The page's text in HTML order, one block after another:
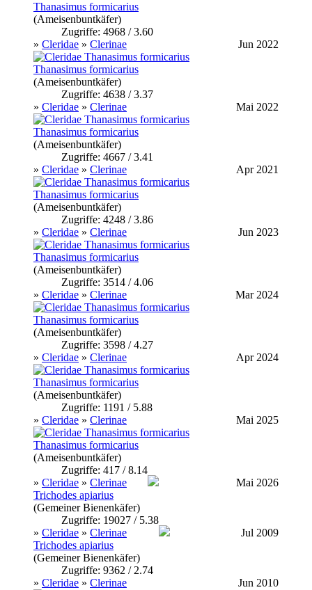
Thanasimus formicarius
(Ameisenbuntkäfer)
Zugriffe: 4968 / 3.60
» Cleridae » Clerinae Jun 2022
Thanasimus formicarius
(Ameisenbuntkäfer)
Zugriffe: 4638 / 3.37
» Cleridae » Clerinae Mai 2022
Thanasimus formicarius
(Ameisenbuntkäfer)
Zugriffe: 4667 / 3.41
» Cleridae » Clerinae Apr 2021
Thanasimus formicarius
(Ameisenbuntkäfer)
Zugriffe: 4248 / 3.86
» Cleridae » Clerinae Jun 2023
Thanasimus formicarius
(Ameisenbuntkäfer)
Zugriffe: 3514 / 4.06
» Cleridae » Clerinae Mar 2024
Thanasimus formicarius
(Ameisenbuntkäfer)
Zugriffe: 3598 / 4.27
» Cleridae » Clerinae Apr 2024
Thanasimus formicarius
(Ameisenbuntkäfer)
Zugriffe: 1191 / 5.88
» Cleridae » Clerinae Mai 2025
Thanasimus formicarius
(Ameisenbuntkäfer)
Zugriffe: 417 / 8.14
» Cleridae » Clerinae
Mai 2026
Trichodes apiarius
(Gemeiner Bienenkäfer)
Zugriffe: 19027 / 5.38
» Cleridae » Clerinae
Jul 2009
Trichodes apiarius
(Gemeiner Bienenkäfer)
Zugriffe: 9362 / 2.74
» Cleridae » Clerinae Jun 2010